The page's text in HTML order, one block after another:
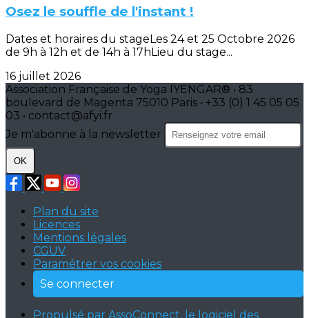
Osez le souffle de l'instant !
Dates et horaires du stageLes 24 et 25 Octobre 2026
de 9h à 12h et de 14h à 17hLieu du stage...
16 juillet 2026
Association Française de Yoga IYENGAR® • 83
boulevard de Magenta 75010 Paris • +33 (0) 1 45 05 05
03 • contact@afyi.fr
Je m'abonne à la newsletter
OK
Plan du site
Licences
Mentions légales
CGUV
Paramétrer vos cookies
Se connecter
Propulsé par AssoConnect, le logiciel des